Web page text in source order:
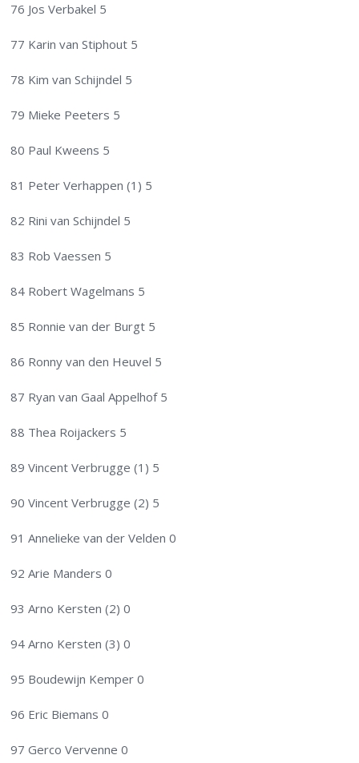
76 Jos Verbakel 5
77 Karin van Stiphout 5
78 Kim van Schijndel 5
79 Mieke Peeters 5
80 Paul Kweens 5
81 Peter Verhappen (1) 5
82 Rini van Schijndel 5
83 Rob Vaessen 5
84 Robert Wagelmans 5
85 Ronnie van der Burgt 5
86 Ronny van den Heuvel 5
87 Ryan van Gaal Appelhof 5
88 Thea Roijackers 5
89 Vincent Verbrugge (1) 5
90 Vincent Verbrugge (2) 5
91 Annelieke van der Velden 0
92 Arie Manders 0
93 Arno Kersten (2) 0
94 Arno Kersten (3) 0
95 Boudewijn Kemper 0
96 Eric Biemans 0
97 Gerco Vervenne 0